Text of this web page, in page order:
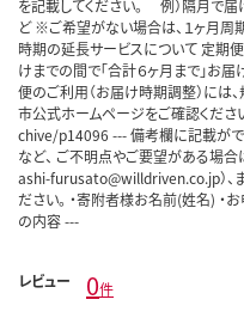
を記載してください。 例）隔月で届
ど ※ご希望がない場合は、１ヶ月
時期の延長サービスについて 定期
けまでの間で「合計６ヶ月まで」お
便のご利用（お届け時期調整）には
市公式ホームページをご確認く
chive/p14096 --- 備考欄に記載がで
など、 ご不明点やご要望がある場
ashi-furusato@willdriven.co.jp）、
ださい。 ・寄附者様お名前(姓名) ・
の内容 ---
レビュー 0件